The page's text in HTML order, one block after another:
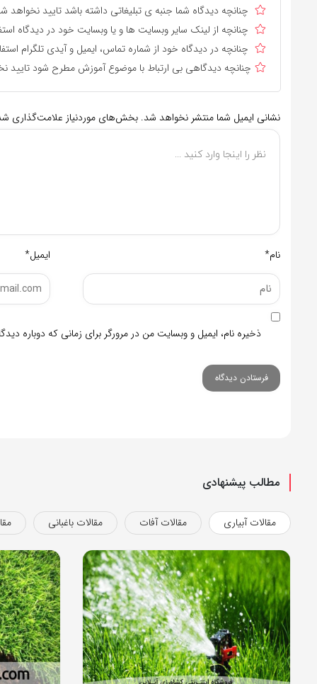
چنانچه دیدگاه شما جنبه ی تبلیغاتی داشته باشد تایید نخواهد
چنانچه از لینک سایر وبسایت ها و یا وبسایت خود در دیدگاه
چنانچه در دیدگاه خود از شماره تماس، ایمیل و آیدی تلگرام
چنانچه دیدگاهی بی ارتباط با موضوع آموزش مطرح شود تایید
نشانی ایمیل شما منتشر نخواهد شد. بخش‌های موردنیاز علامت‌گذاری
نام* ایمیل*
ذخیره نام، ایمیل و وبسایت من در مرورگر برای زمانی که دوباره
مطالب پیشنهادی
مقالات آبیاری مقالات آفات مقالات باغبانی